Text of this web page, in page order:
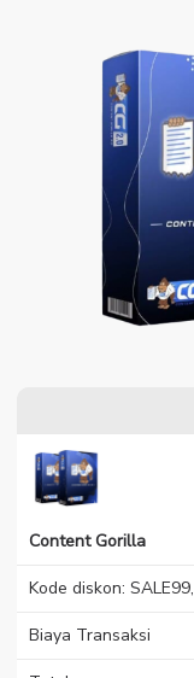
Content Gorilla
Kode diskon: SALE99,
Biaya Transaksi